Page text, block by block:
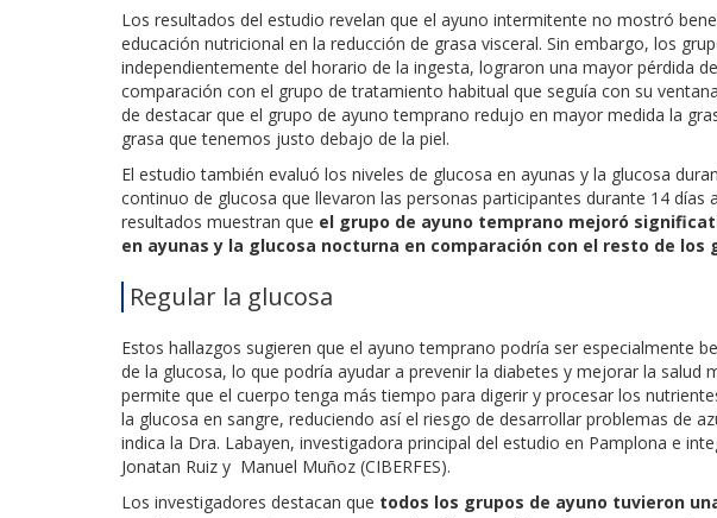
Los resultados del estudio revelan que el ayuno intermitente no mostró
educación nutricional en la reducción de grasa visceral. Sin embargo, los
independientemente del horario de la ingesta, lograron una mayor pérdida
comparación con el grupo de tratamiento habitual que seguía con su
de destacar que el grupo de ayuno temprano redujo en mayor medida la
grasa que tenemos justo debajo de la piel.
El estudio también evaluó los niveles de glucosa en ayunas y la glucosa
continuo de glucosa que llevaron las personas participantes durante 14 días
resultados muestran que el grupo de ayuno temprano mejoró
en ayunas y la glucosa nocturna en comparación con el resto de los
Regular la glucosa
Estos hallazgos sugieren que el ayuno temprano podría ser especialmente
de la glucosa, lo que podría ayudar a prevenir la diabetes y mejorar la salud
permite que el cuerpo tenga más tiempo para digerir y procesar los
la glucosa en sangre, reduciendo así el riesgo de desarrollar problemas de
indica la Dra. Labayen, investigadora principal del estudio en Pamplona e
Jonatan Ruiz y Manuel Muñoz (CIBERFES).
Los investigadores destacan que todos los grupos de ayuno tuvieron